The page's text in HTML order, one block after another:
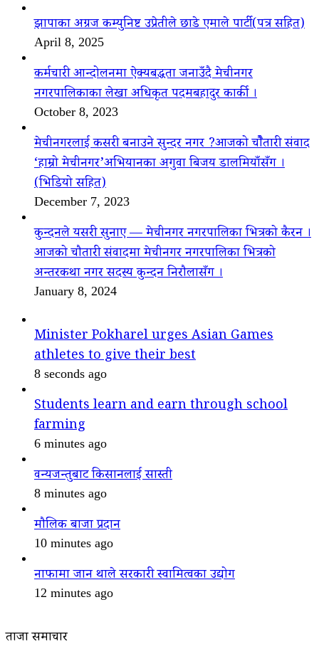
झापाका अग्रज कम्युनिष्ट उप्रेतीले छाडे एमाले पार्टी(पत्र सहित)
April 8, 2025
कर्मचारी आन्दोलनमा ऐक्यबद्धता जनाउँदै मेचीनगर
नगरपालिकाका लेखा अधिकृत पदमबहादुर कार्की ।
October 8, 2023
मेचीनगरलाई कसरी बनाउने सुन्दर नगर ?आजको चौैतारी संवाद
‘हाम्रो मेचीनगर’अभियानका अगुवा बिजय डालमियाँसँग ।
(भिडियो सहित)
December 7, 2023
कुन्दनले यसरी सुनाए — मेचीनगर नगरपालिका भित्रको कैरन ।
आजको चौतारी संवादमा मेचीनगर नगरपालिका भित्रको
अन्तरकथा नगर सदस्य कुन्दन निरौलासँग ।
January 8, 2024
Minister Pokharel urges Asian Games
athletes to give their best
8 seconds ago
Students learn and earn through school
farming
6 minutes ago
वन्यजन्तुबाट किसानलाई सास्ती
8 minutes ago
मौलिक बाजा प्रदान
10 minutes ago
नाफामा जान थाले सरकारी स्वामित्वका उद्योग
12 minutes ago
ताजा समाचार